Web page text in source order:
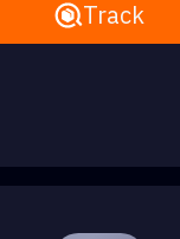
AllTrack